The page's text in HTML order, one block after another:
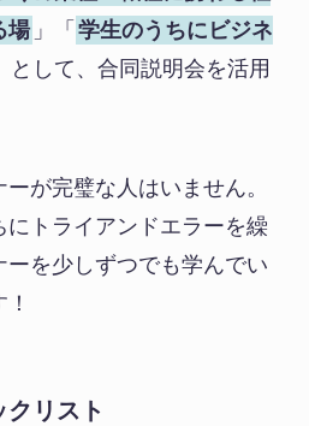
場 」「 学生のうちにビジネ
として、合同説明会を活用
が完璧な人はいません。
トライアンドエラーを繰
ーを少しずつでも学んでい
リスト